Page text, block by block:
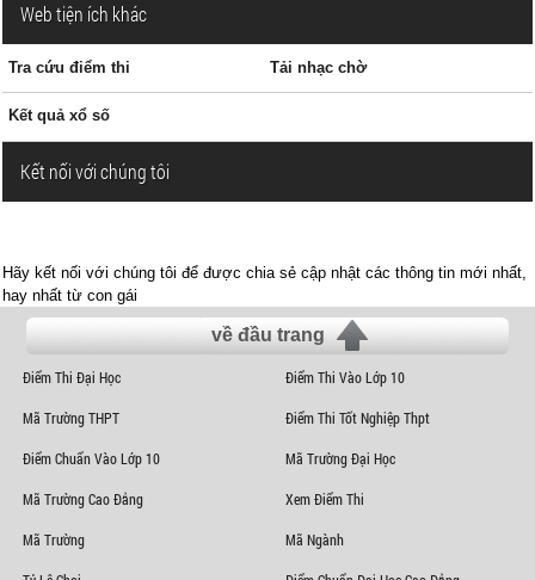
Web tiện ích khác
Tra cứu điểm thi Tải nhạc chờ
Kết quả xổ số
Kết nối với chúng tôi
Hãy kết nối với chúng tôi để được chia sẻ cập nhật các thông tin mới nhất,
hay nhất từ con gái
về đầu trang
Điểm Thi Đại Học Điểm Thi Vào Lớp 10
Mã Trường THPT Điểm Thi Tốt Nghiệp Thpt
Điểm Chuẩn Vào Lớp 10 Mã Trường Đại Học
Mã Trường Cao Đẳng Xem Điểm Thi
Mã Trường Mã Ngành